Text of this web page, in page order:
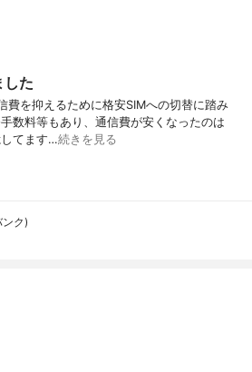
した
費を抑えるために格安SIMへの切替に踏み
数料等もあり、通信費が安くなったのは
てます…続きを見る
ク)